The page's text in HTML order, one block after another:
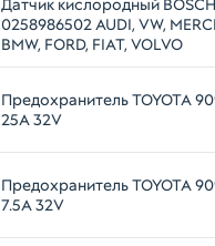
Датчик кислородный BOSCH
0258986502 AUDI, VW,
BMW, FORD, FIAT, VOLVO
Предохранитель TOYOTA
25A 32V
Предохранитель TOYOTA
7.5A 32V